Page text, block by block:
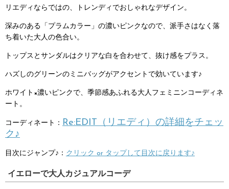
リエディならではの、トレンディでおしゃれなデザイン。
深みのある「プラムカラー」の濃いピンクなので、派手さはなく落
ち着いた大人の色合い。
トップスとサンダルはクリアな白を合わせて、抜け感をプラス。
ハズしのグリーンのミニバッグがアクセントで効いています♪
ホワイト×濃いピンクで、季節感あふれる大人フェミニンコーディネ
ート。
コーディネート： Re:EDIT（リエディ）の詳細をチェッ
ク♪
目次にジャンプ♪： クリック or タップして目次に戻ります♪
イエローで大人カジュアルコーデ